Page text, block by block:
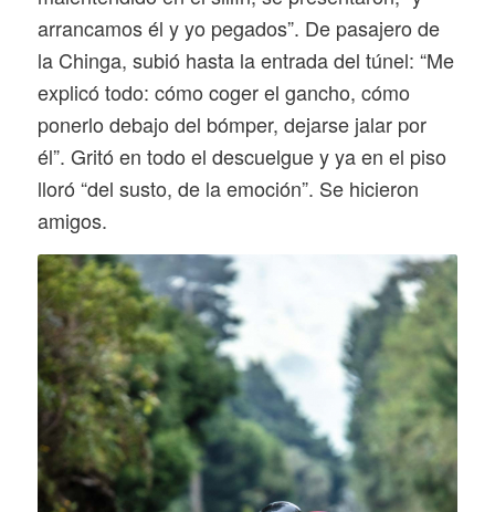
arrancamos él y yo pegados”. De pasajero de
la Chinga, subió hasta la entrada del túnel: “Me
explicó todo: cómo coger el gancho, cómo
ponerlo debajo del bómper, dejarse jalar por
él”. Gritó en todo el descuelgue y ya en el piso
lloró “del susto, de la emoción”. Se hicieron
amigos.